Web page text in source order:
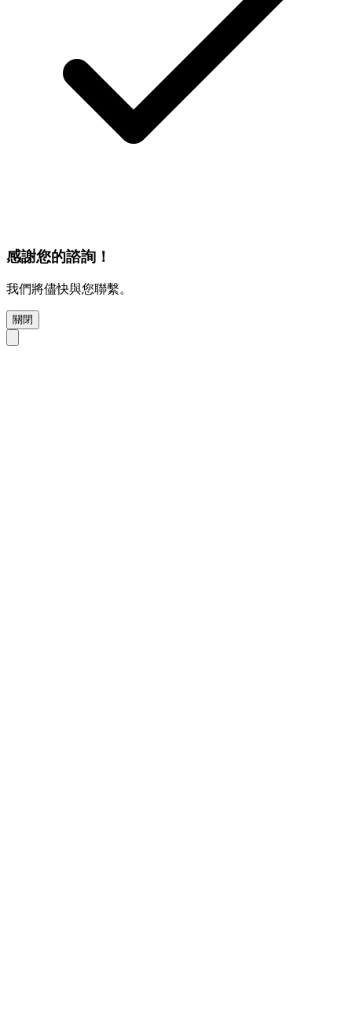
感謝您的諮詢！
我們將儘快與您聯繫。
關閉